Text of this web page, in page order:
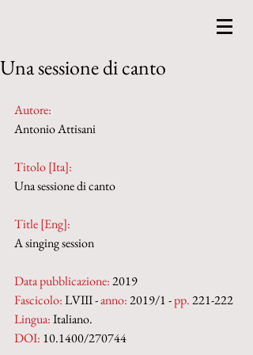
Una sessione di canto
Autore:
Antonio Attisani
Titolo [Ita]:
Una sessione di canto
Title [Eng]:
A singing session
Data pubblicazione: 2019
Fascicolo: LVIII - anno: 2019/1 - pp. 221-222
Lingua: Italiano.
DOI: 10.1400/270744